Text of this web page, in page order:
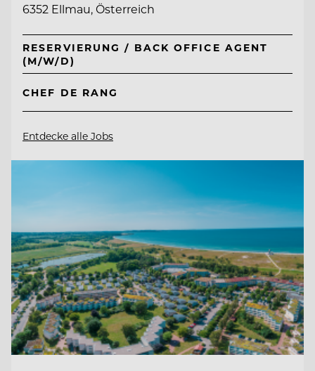
6352 Ellmau, Österreich
RESERVIERUNG / BACK OFFICE AGENT
(M/W/D)
CHEF DE RANG
Entdecke alle Jobs